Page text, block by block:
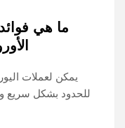
ما هي
يمكن لعملات
للحدود بشكل سريع